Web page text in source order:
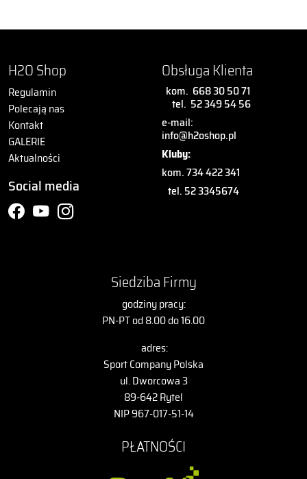
H2O Shop
Regulamin
Polecają nas
Kontakt
GALERIE
Aktualności
Social media
Obsługa Klienta
kom. 668 30 50 71
tel. 52 349 54 56
e-mail:
info@h2oshop.pl
Kluby:
kom. 734 422 341
tel. 52 3345674
Siedziba Firmy
godziny pracy:
PN-PT od 8.00 do 16.00
adres:
Sport Company Polska
ul. Dworcowa 3
89-642 Rytel
NIP 967-017-51-14
PŁATNOŚCI